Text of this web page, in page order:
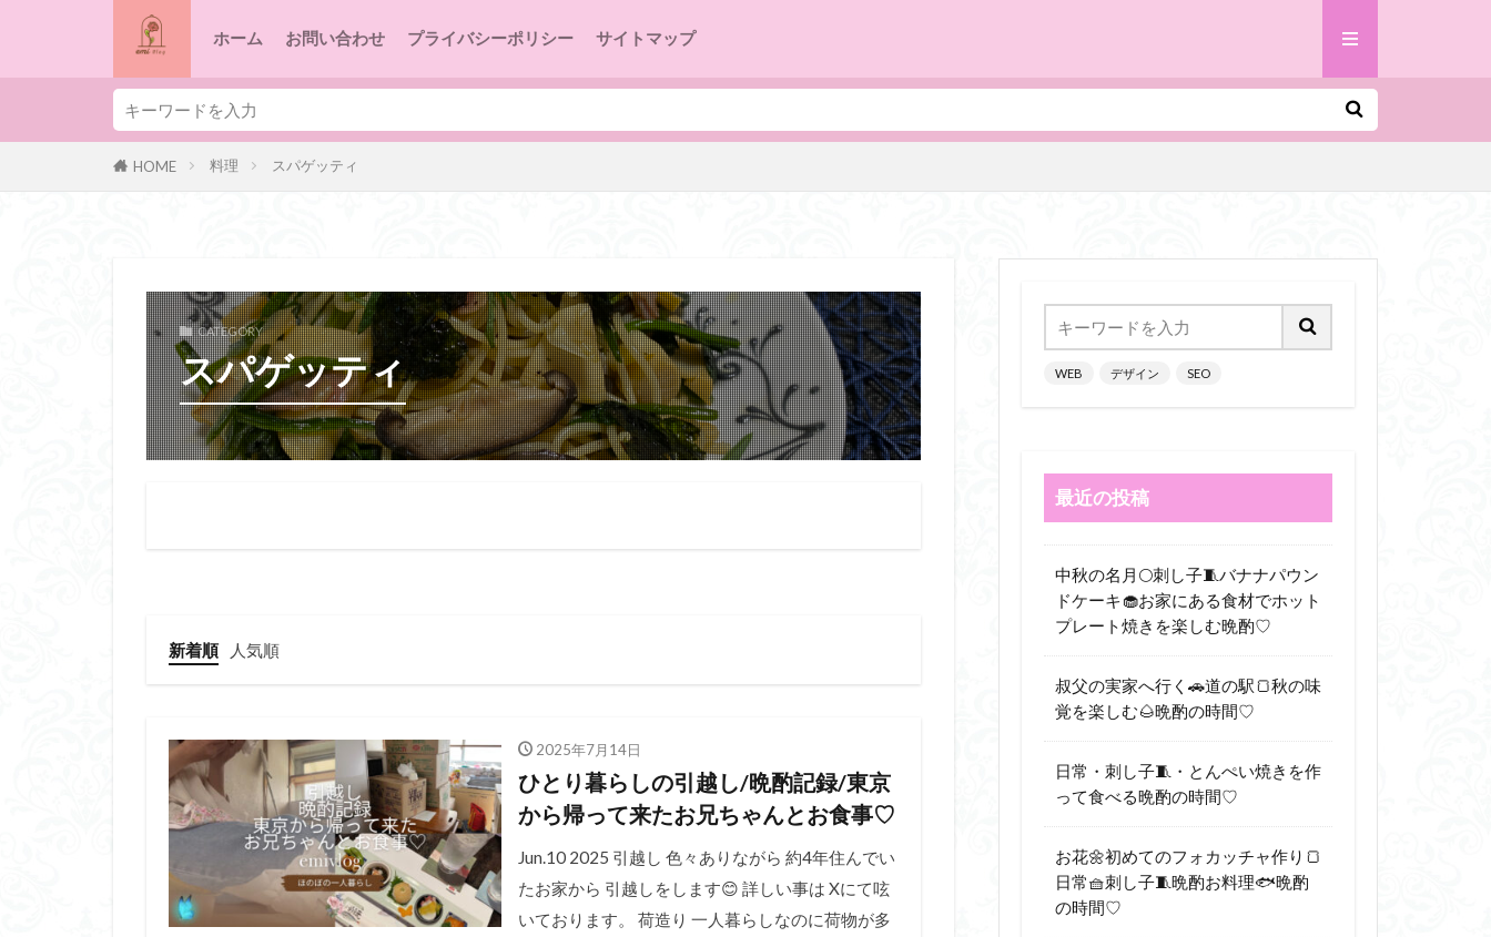
ホーム お問い合わせ プライバシーポリシー サイトマップ
HOME 料理 スパゲッティ
CATEGORY
スパゲッティ
新着順 人気順
2025年7月14日
ひとり暮らしの引越し/晩酌記録/東京
から帰って来たお兄ちゃんとお食事♡
Jun.10 2025 引越し 色々ありながら 約4年住んでい
たお家から 引越しをします😊 詳しい事は Xにて呟
いております。 荷造り 一人暮らしなのに荷物が多
WEB デザイン SEO
最近の投稿
中秋の名月🌕刺し子🧵バナナパウン
ドケーキ🧁お家にある食材でホット
プレート焼きを楽しむ晩酌♡
叔父の実家へ行く🚗道の駅🍞秋の味
覚を楽しむ🌰晩酌の時間♡
日常・刺し子🧵・とんぺい焼きを作
って食べる晩酌の時間♡
お花🌼初めてのフォカッチャ作り🍞
日常🧺刺し子🧵晩酌お料理🐟晩酌
の時間♡